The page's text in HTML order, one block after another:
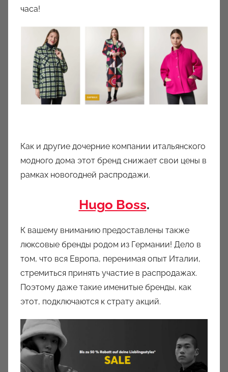
часа!
Как и другие дочерние компании итальянского
модного дома этот бренд снижает свои цены в
рамках новогодней распродажи.
Hugo Boss.
К вашему вниманию предоставлены также
люксовые бренды родом из Германии! Дело в
том, что вся Европа, перенимая опыт Италии,
стремиться принять участие в распродажах.
Поэтому даже такие именитые бренды, как
этот, подключаются к страту акций.